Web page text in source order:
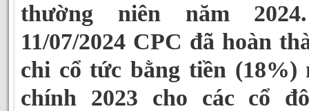
thường niên năm
11/07/2024 CPC đã hoàn
chi cổ tức bằng tiền (18%)
chính 2023 cho các cổ